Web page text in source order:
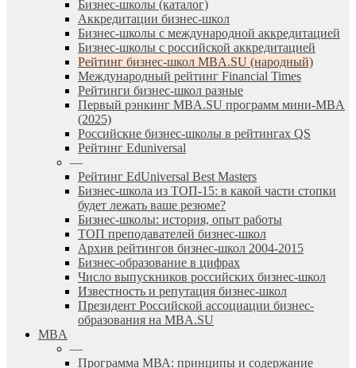
Бизнес-школы (каталог)
Аккредитации бизнес-школ
Бизнес-школы с международной аккредитацией
Бизнес-школы с российской аккредитацией
Рейтинг бизнес-школ MBA.SU (народный)
Международный рейтинг Financial Times
Рейтинги бизнес-школ разные
Первый рэнкинг MBA.SU программ мини-MBA
(2025)
Российские бизнес-школы в рейтингах QS
Рейтинг Eduniversal
—
Рейтинг EdUniversal Best Masters
Бизнес-школа из ТОП-15: в какой части стопки
будет лежать ваше резюме?
Бизнес-школы: история, опыт работы
ТОП преподавателей бизнес-школ
Архив рейтингов бизнес-школ 2004-2015
Бизнес-образование в цифрах
Число выпускников российских бизнес-школ
Известность и репутация бизнес-школ
Президент Российской ассоциации бизнес-
образования на MBA.SU
MBA
—
Программа МВА: принципы и содержание